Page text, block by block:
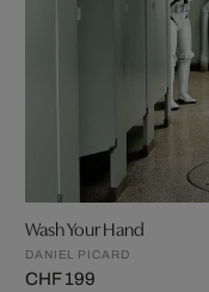
Wash Your Hand
DANIEL PICARD
CHF 199